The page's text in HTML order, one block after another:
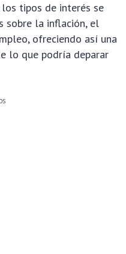
tipos de interés se
sobre la inflación, el
ofreciendo así una
lo que podría deparar